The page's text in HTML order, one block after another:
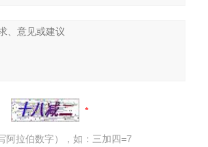
阿拉伯数字），如：三加四=7